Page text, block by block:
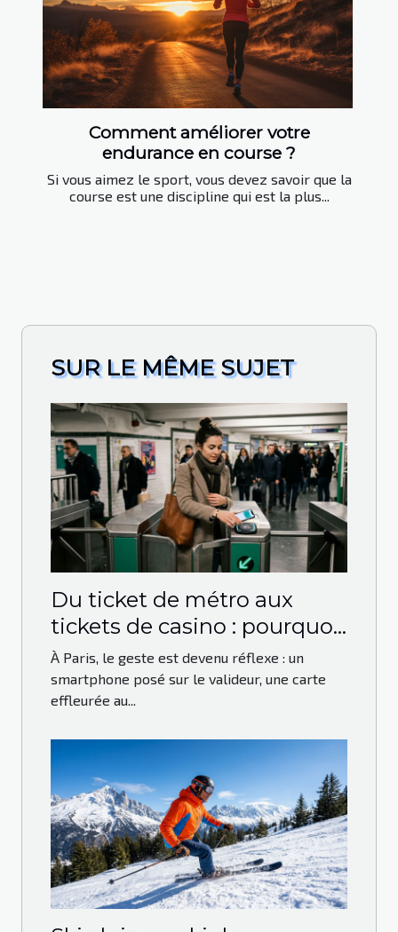
Comment améliorer votre
endurance en course ?
Si vous aimez le sport, vous devez savoir que la
course est une discipline qui est la plus...
SUR LE MÊME SUJET
Du ticket de métro aux
tickets de casino : pourquoi
le paiement sans contact
s’impose à Paris
À Paris, le geste est devenu réflexe : un
smartphone posé sur le valideur, une carte
effleurée au...